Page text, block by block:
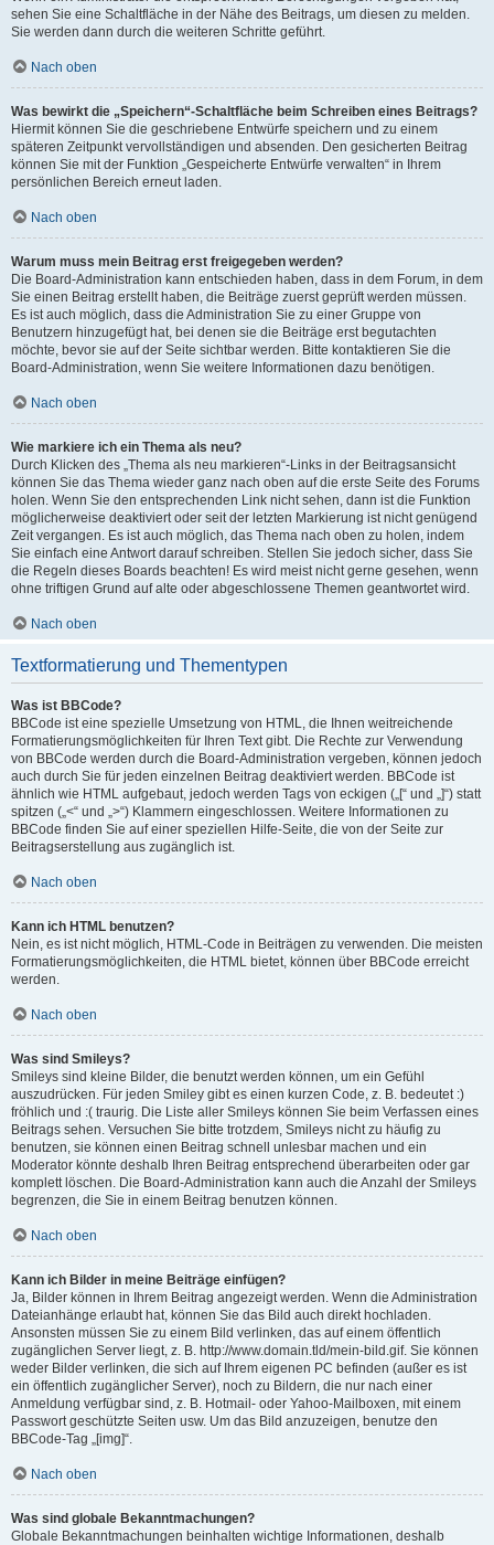
sehen Sie eine Schaltfläche in der Nähe des Beitrags, um diesen zu melden.
Sie werden dann durch die weiteren Schritte geführt.
Nach oben
Was bewirkt die „Speichern“-Schaltfläche beim Schreiben eines Beitrags?
Hiermit können Sie die geschriebene Entwürfe speichern und zu einem
späteren Zeitpunkt vervollständigen und absenden. Den gesicherten Beitrag
können Sie mit der Funktion „Gespeicherte Entwürfe verwalten“ in Ihrem
persönlichen Bereich erneut laden.
Nach oben
Warum muss mein Beitrag erst freigegeben werden?
Die Board-Administration kann entschieden haben, dass in dem Forum, in dem
Sie einen Beitrag erstellt haben, die Beiträge zuerst geprüft werden müssen.
Es ist auch möglich, dass die Administration Sie zu einer Gruppe von
Benutzern hinzugefügt hat, bei denen sie die Beiträge erst begutachten
möchte, bevor sie auf der Seite sichtbar werden. Bitte kontaktieren Sie die
Board-Administration, wenn Sie weitere Informationen dazu benötigen.
Nach oben
Wie markiere ich ein Thema als neu?
Durch Klicken des „Thema als neu markieren“-Links in der Beitragsansicht
können Sie das Thema wieder ganz nach oben auf die erste Seite des Forums
holen. Wenn Sie den entsprechenden Link nicht sehen, dann ist die Funktion
möglicherweise deaktiviert oder seit der letzten Markierung ist nicht genügend
Zeit vergangen. Es ist auch möglich, das Thema nach oben zu holen, indem
Sie einfach eine Antwort darauf schreiben. Stellen Sie jedoch sicher, dass Sie
die Regeln dieses Boards beachten! Es wird meist nicht gerne gesehen, wenn
ohne triftigen Grund auf alte oder abgeschlossene Themen geantwortet wird.
Nach oben
Textformatierung und Thementypen
Was ist BBCode?
BBCode ist eine spezielle Umsetzung von HTML, die Ihnen weitreichende
Formatierungsmöglichkeiten für Ihren Text gibt. Die Rechte zur Verwendung
von BBCode werden durch die Board-Administration vergeben, können jedoch
auch durch Sie für jeden einzelnen Beitrag deaktiviert werden. BBCode ist
ähnlich wie HTML aufgebaut, jedoch werden Tags von eckigen („[“ und „]“) statt
spitzen („<“ und „>“) Klammern eingeschlossen. Weitere Informationen zu
BBCode finden Sie auf einer speziellen Hilfe-Seite, die von der Seite zur
Beitragserstellung aus zugänglich ist.
Nach oben
Kann ich HTML benutzen?
Nein, es ist nicht möglich, HTML-Code in Beiträgen zu verwenden. Die meisten
Formatierungsmöglichkeiten, die HTML bietet, können über BBCode erreicht
werden.
Nach oben
Was sind Smileys?
Smileys sind kleine Bilder, die benutzt werden können, um ein Gefühl
auszudrücken. Für jeden Smiley gibt es einen kurzen Code, z. B. bedeutet :)
fröhlich und :( traurig. Die Liste aller Smileys können Sie beim Verfassen eines
Beitrags sehen. Versuchen Sie bitte trotzdem, Smileys nicht zu häufig zu
benutzen, sie können einen Beitrag schnell unlesbar machen und ein
Moderator könnte deshalb Ihren Beitrag entsprechend überarbeiten oder gar
komplett löschen. Die Board-Administration kann auch die Anzahl der Smileys
begrenzen, die Sie in einem Beitrag benutzen können.
Nach oben
Kann ich Bilder in meine Beiträge einfügen?
Ja, Bilder können in Ihrem Beitrag angezeigt werden. Wenn die Administration
Dateianhänge erlaubt hat, können Sie das Bild auch direkt hochladen.
Ansonsten müssen Sie zu einem Bild verlinken, das auf einem öffentlich
zugänglichen Server liegt, z. B. http://www.domain.tld/mein-bild.gif. Sie können
weder Bilder verlinken, die sich auf Ihrem eigenen PC befinden (außer es ist
ein öffentlich zugänglicher Server), noch zu Bildern, die nur nach einer
Anmeldung verfügbar sind, z. B. Hotmail- oder Yahoo-Mailboxen, mit einem
Passwort geschützte Seiten usw. Um das Bild anzuzeigen, benutze den
BBCode-Tag „[img]“.
Nach oben
Was sind globale Bekanntmachungen?
Globale Bekanntmachungen beinhalten wichtige Informationen, deshalb